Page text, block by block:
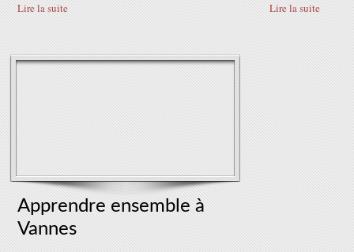
Lire la suite
Lire la suite
Apprendre ensemble à
Vannes